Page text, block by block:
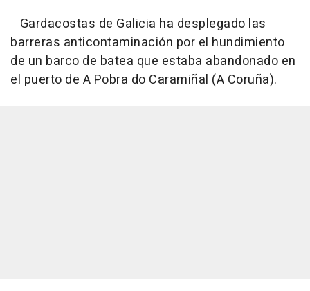
Gardacostas de Galicia ha desplegado las
barreras anticontaminación por el hundimiento
de un barco de batea que estaba abandonado en
el puerto de A Pobra do Caramiñal (A Coruña).